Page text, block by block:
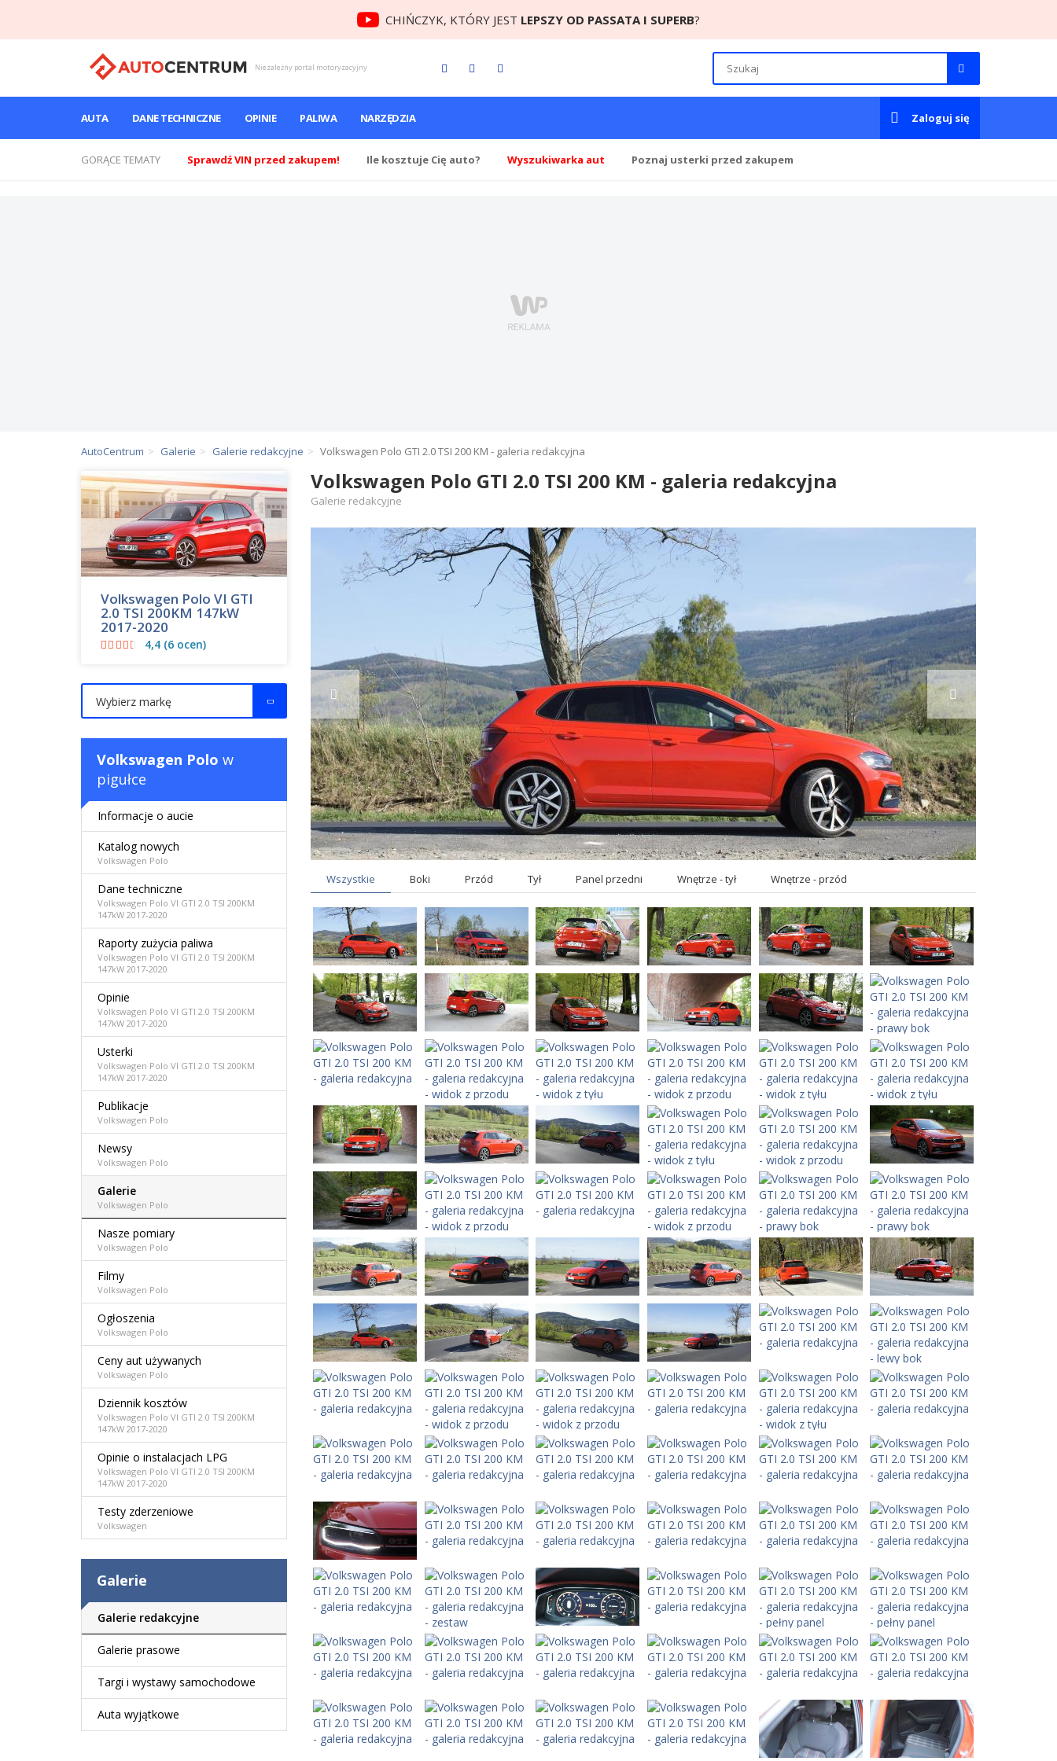
CHIŃCZYK, KTÓRY JEST LEPSZY OD PASSATA I SUPERB?
Niezależny portal motoryzacyjny
AUTA DANE TECHNICZNE OPINIE PALIWA NARZĘDZIA Zaloguj się
GORĄCE TEMATY Sprawdź VIN przed zakupem! Ile kosztuje Cię auto? Wyszukiwarka aut Poznaj usterki przed zakupem
AutoCentrum Galerie Galerie redakcyjne Volkswagen Polo GTI 2.0 TSI 200 KM - galeria redakcyjna
Volkswagen Polo GTI 2.0 TSI 200 KM - galeria redakcyjna
Galerie redakcyjne
Wszystkie Boki Przód Tył Panel przedni Wnętrze - tył Wnętrze - przód
Volkswagen Polo VI GTI
2.0 TSI 200KM 147kW
2017-2020
4,4 (6 ocen)
Wybierz markę
Volkswagen Polo w
pigułce
Informacje o aucie
Katalog nowych
Volkswagen Polo
Dane techniczne
Volkswagen Polo VI GTI 2.0 TSI 200KM
147kW 2017-2020
Raporty zużycia paliwa
Volkswagen Polo VI GTI 2.0 TSI 200KM
147kW 2017-2020
Opinie
Volkswagen Polo VI GTI 2.0 TSI 200KM
147kW 2017-2020
Usterki
Volkswagen Polo VI GTI 2.0 TSI 200KM
147kW 2017-2020
Publikacje
Volkswagen Polo
Newsy
Volkswagen Polo
Galerie
Volkswagen Polo
Nasze pomiary
Volkswagen Polo
Filmy
Volkswagen Polo
Ogłoszenia
Volkswagen Polo
Ceny aut używanych
Volkswagen Polo
Dziennik kosztów
Volkswagen Polo VI GTI 2.0 TSI 200KM
147kW 2017-2020
Opinie o instalacjach LPG
Volkswagen Polo VI GTI 2.0 TSI 200KM
147kW 2017-2020
Testy zderzeniowe
Volkswagen
Galerie
Galerie redakcyjne
Galerie prasowe
Targi i wystawy samochodowe
Auta wyjątkowe